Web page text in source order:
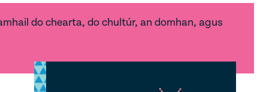
do chearta, do chultúr, an domhan, agus